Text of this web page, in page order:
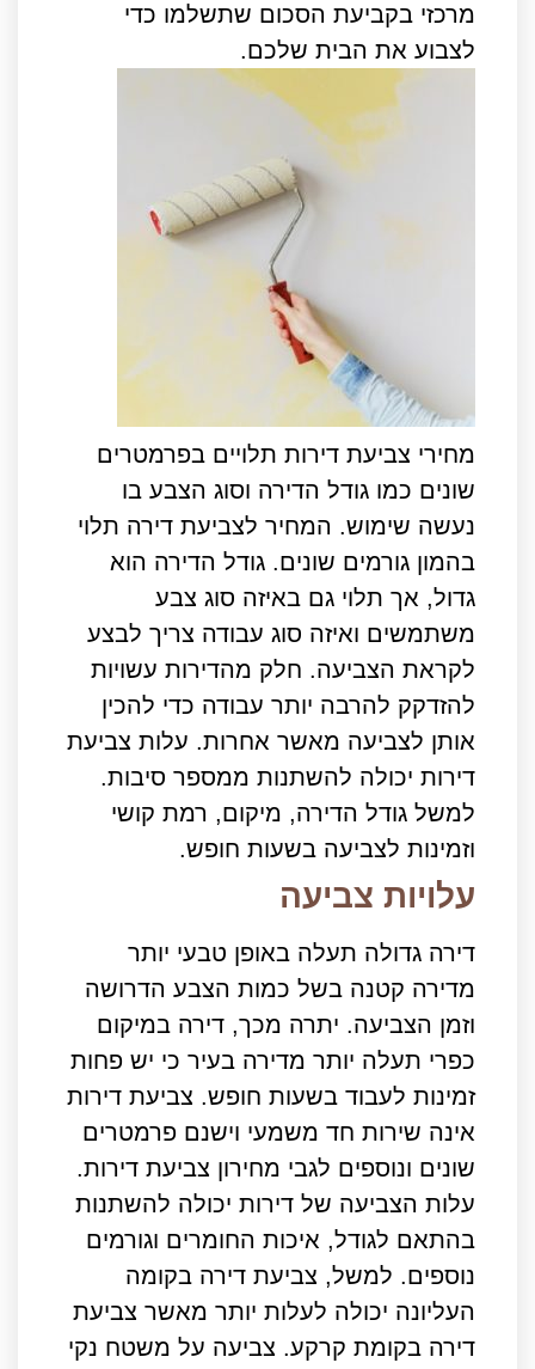
מרכזי בקביעת הסכום שתשלמו כדי
לצבוע את הבית שלכם.
מחירי צביעת דירות תלויים בפרמטרים
שונים כמו גודל הדירה וסוג הצבע בו
נעשה שימוש. המחיר לצביעת דירה תלוי
בהמון גורמים שונים. גודל הדירה הוא
גדול, אך תלוי גם באיזה סוג צבע
משתמשים ואיזה סוג עבודה צריך לבצע
לקראת הצביעה. חלק מהדירות עשויות
להזדקק להרבה יותר עבודה כדי להכין
אותן לצביעה מאשר אחרות. עלות צביעת
דירות יכולה להשתנות ממספר סיבות.
למשל גודל הדירה, מיקום, רמת קושי
וזמינות לצביעה בשעות חופש.
עלויות צביעה
דירה גדולה תעלה באופן טבעי יותר
מדירה קטנה בשל כמות הצבע הדרושה
וזמן הצביעה. יתרה מכך, דירה במיקום
כפרי תעלה יותר מדירה בעיר כי יש פחות
זמינות לעבוד בשעות חופש. צביעת דירות
אינה שירות חד משמעי וישנם פרמטרים
שונים ונוספים לגבי מחירון צביעת דירות.
עלות הצביעה של דירות יכולה להשתנות
בהתאם לגודל, איכות החומרים וגורמים
נוספים. למשל, צביעת דירה בקומה
העליונה יכולה לעלות יותר מאשר צביעת
דירה בקומת קרקע. צביעה על משטח נקי